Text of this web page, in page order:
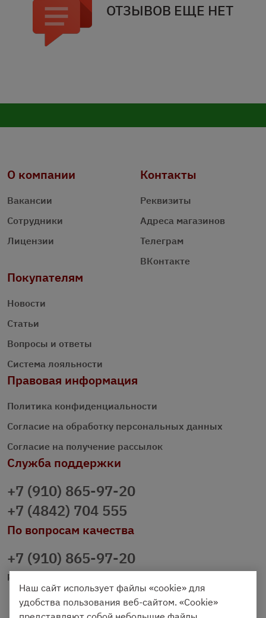
ОТЗЫВОВ ЕЩЕ НЕТ
О компании
Вакансии
Сотрудники
Лицензии
Контакты
Реквизиты
Адреса магазинов
Телеграм
ВКонтакте
Покупателям
Новости
Статьи
Вопросы и ответы
Система лояльности
Правовая информация
Политика конфиденциальности
Согласие на обработку персональных данных
Согласие на получение рассылок
Служба поддержки
+7 (910) 865-97-20
+7 (4842) 704 555
По вопросам качества
+7 (910) 865-97-20
prazdnichniy40@palmi.ru
Наш сайт использует файлы «cookie» для
удобства пользования веб-сайтом. «Cookie»